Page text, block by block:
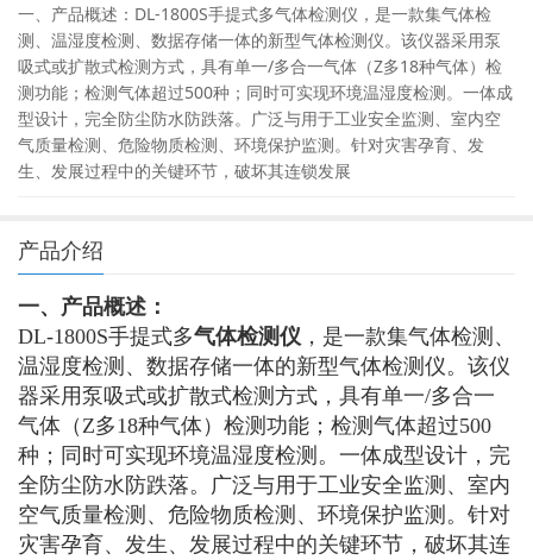
一、产品概述：DL-1800S手提式多气体检测仪，是一款集气体检
测、温湿度检测、数据存储一体的新型气体检测仪。该仪器采用泵
吸式或扩散式检测方式，具有单一/多合一气体（Z多18种气体）检
测功能；检测气体超过500种；同时可实现环境温湿度检测。一体成
型设计，完全防尘防水防跌落。广泛与用于工业安全监测、室内空
气质量检测、危险物质检测、环境保护监测。针对灾害孕育、发
生、发展过程中的关键环节，破坏其连锁发展
产品介绍
一、产品概述：
DL-1800S手提式多气体检测仪 ，是一款集气体检测、
温湿度检测、数据存储一体的新型气体检测仪。该仪
器采用泵吸式或扩散式检测方式，具有单一/多合一
气体（Z多18种气体）检测功能；检测气体超过500
种；同时可实现环境温湿度检测。一体成型设计，完
全防尘防水防跌落。广泛与用于工业安全监测、室内
空气质量检测、危险物质检测、环境保护监测。针对
灾害孕育、发生、发展过程中的关键环节，破坏其连